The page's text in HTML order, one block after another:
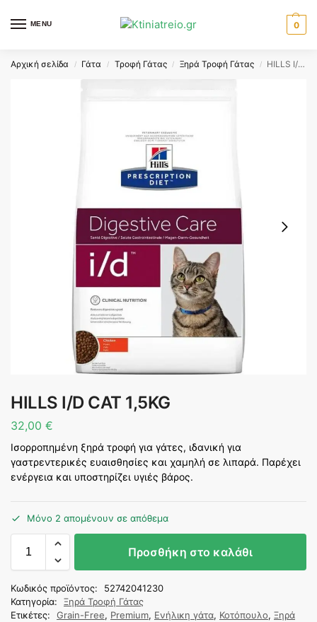
MENU 0
Αρχική σελίδα / Γάτα / Τροφή Γάτας / Ξηρά Τροφή Γάτας / HILLS I/D CAT 1,5KG
HILLS I/D CAT 1,5KG
32,00 €
Ισορροπημένη ξηρά τροφή για γάτες, ιδανική για
γαστρεντερικές ευαισθησίες και χαμηλή σε λιπαρά. Παρέχει
ενέργεια και υποστηρίζει υγιές βάρος.
Μόνο 2 απομένουν σε απόθεμα
Προσθήκη στο καλάθι
Κωδικός προϊόντος:
52742041230
Κατηγορία:
Ξηρά Τροφή Γάτας
Ετικέτες:
Grain-Free, Premium, Ενήλικη γάτα, Κοτόπουλο, Ξηρά